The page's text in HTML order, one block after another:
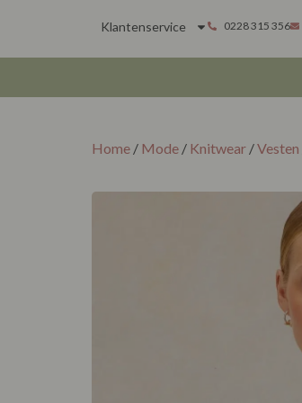
Klantenservice 0228 315 356
Home / Mode / Knitwear /Vesten